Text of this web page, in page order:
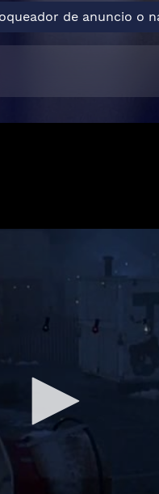
de anuncio o